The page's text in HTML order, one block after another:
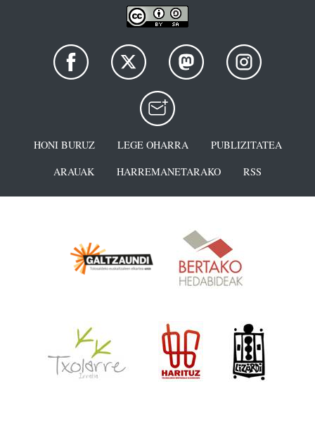
HONI BURUZ LEGE OHARRA
PUBLIZITATEA
ARAUAK
HARREMANETARAKO RSS